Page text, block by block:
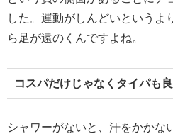
した。運動がしんどいというよ
ら足が遠のくんですよね。
コスパだけじゃなくタイパも
シャワーがないと、汗をかかな